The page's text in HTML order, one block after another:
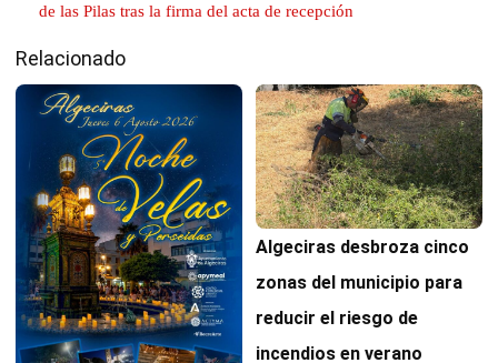
de las Pilas tras la firma del acta de recepción
Relacionado
Algeciras desbroza cinco
zonas del municipio para
reducir el riesgo de
incendios en verano